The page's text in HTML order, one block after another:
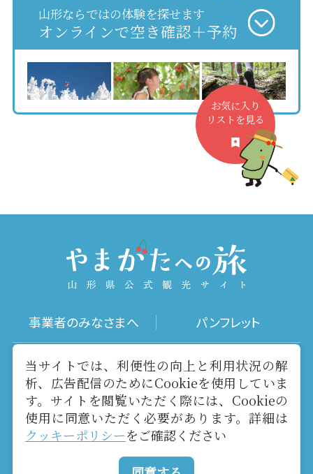
山形ならではの体験を探せます
オンラインで空き確認＋予約
お気に入り
リストを見る
事業者のみなさまへ パンフレット
写真ダウンロード 動画ギャラリー
お役立ちリンク 当サイトについて
メールマガジン お問い合わせ
当サイトでは、利便性の向上と利用状況の解
析、広告配信のためにCookieを使用していま
す。サイトを閲覧いただく際には、Cookieの
使用に同意いただく必要があります。詳細は
クッキーポリシーをご確認ください